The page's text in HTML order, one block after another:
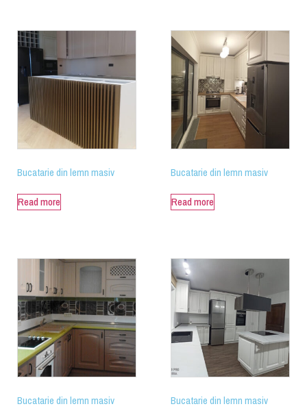
Bucatarie din lemn masiv
Read more
Bucatarie din lemn masiv
Read more
Bucatarie din lemn masiv Bucatarie din lemn masiv